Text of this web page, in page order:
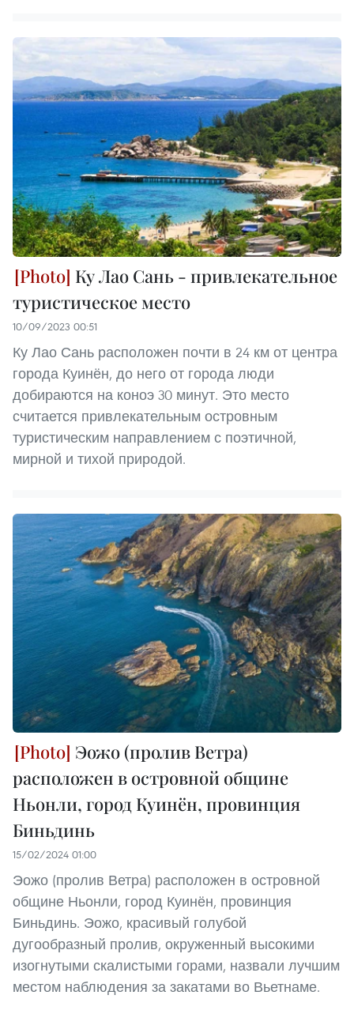
Ку Лао Сань - привлекательное
туристическое место
10/09/2023 00:51
Ку Лао Сань расположен почти в 24 км от центра
города Куинён, до него от города люди
добираются на коноэ 30 минут. Это место
считается привлекательным островным
туристическим направлением с поэтичной,
мирной и тихой природой.
Эожо (пролив Ветра)
расположен в островной общине
Ньонли, город Куинён, провинция
Биньдинь
15/02/2024 01:00
Эожо (пролив Ветра) расположен в островной
общине Ньонли, город Куинён, провинция
Биньдинь. Эожо, красивый голубой
дугообразный пролив, окруженный высокими
изогнутыми скалистыми горами, назвали лучшим
местом наблюдения за закатами во Вьетнаме.